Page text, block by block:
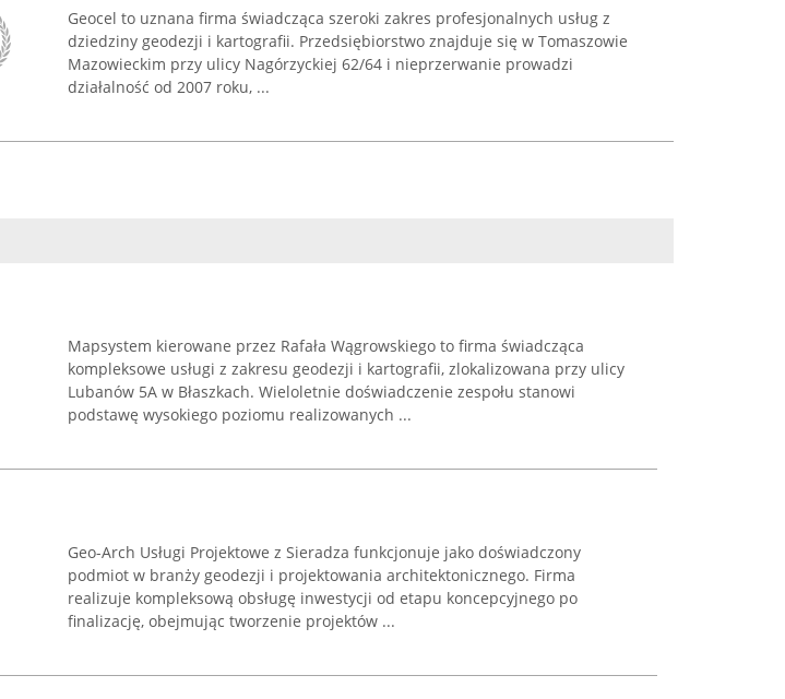
Geocel to uznana firma świadcząca szeroki zakres profesjonalnych usług z
dziedziny geodezji i kartografii. Przedsiębiorstwo znajduje się w Tomaszowie
Mazowieckim przy ulicy Nagórzyckiej 62/64 i nieprzerwanie prowadzi
działalność od 2007 roku, ...
Mapsystem kierowane przez Rafała Wągrowskiego to firma świadcząca
kompleksowe usługi z zakresu geodezji i kartografii, zlokalizowana przy ulicy
Lubanów 5A w Błaszkach. Wieloletnie doświadczenie zespołu stanowi
podstawę wysokiego poziomu realizowanych ...
Geo-Arch Usługi Projektowe z Sieradza funkcjonuje jako doświadczony
podmiot w branży geodezji i projektowania architektonicznego. Firma
realizuje kompleksową obsługę inwestycji od etapu koncepcyjnego po
finalizację, obejmując tworzenie projektów ...